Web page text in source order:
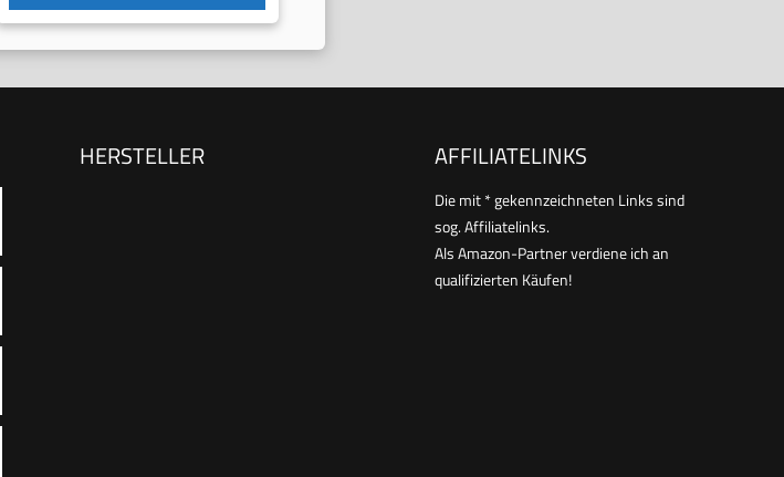
HERSTELLER AFFILIATELINKS
Die mit * gekennzeichneten Links sind
sog. Affiliatelinks.
Als Amazon-Partner verdiene ich an
qualifizierten Käufen!